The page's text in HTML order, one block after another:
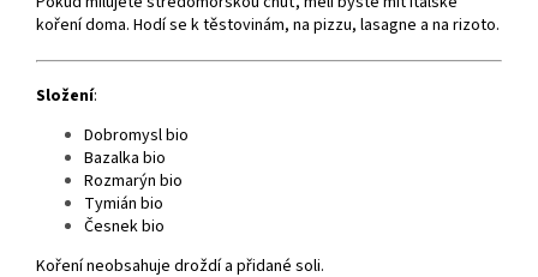
koření doma. Hodí se k těstovinám, na pizzu, lasagne a na rizoto.
Složení:
Dobromysl bio
Bazalka bio
Rozmarýn bio
Tymián bio
Česnek bio
Koření neobsahuje droždí a přidané soli.